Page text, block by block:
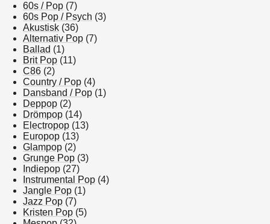
60s / Pop (7)
60s Pop / Psych (3)
Akustisk (36)
Alternativ Pop (7)
Ballad (1)
Brit Pop (11)
C86 (2)
Country / Pop (4)
Dansband / Pop (1)
Deppop (2)
Drömpop (14)
Electropop (13)
Europop (13)
Glampop (2)
Grunge Pop (3)
Indiepop (27)
Instrumental Pop (4)
Jangle Pop (1)
Jazz Pop (7)
Kristen Pop (5)